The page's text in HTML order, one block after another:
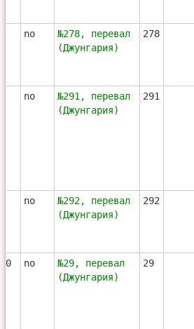
no
№278, перевал
(Джунгария)
278
no
№291, перевал
(Джунгария)
291
no
№292, перевал
(Джунгария)
292
10 no
№29, перевал
(Джунгария)
29